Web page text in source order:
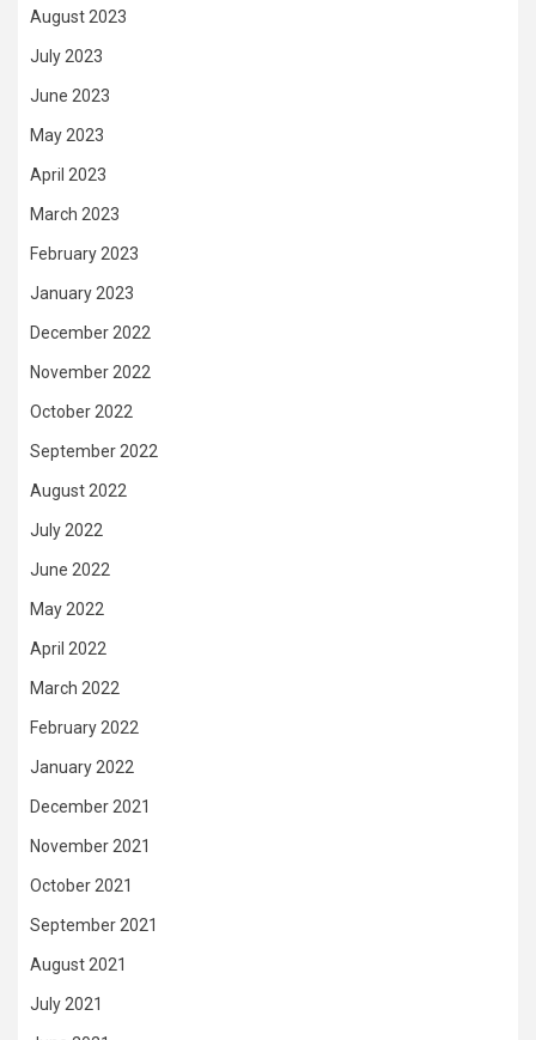
August 2023
July 2023
June 2023
May 2023
April 2023
March 2023
February 2023
January 2023
December 2022
November 2022
October 2022
September 2022
August 2022
July 2022
June 2022
May 2022
April 2022
March 2022
February 2022
January 2022
December 2021
November 2021
October 2021
September 2021
August 2021
July 2021